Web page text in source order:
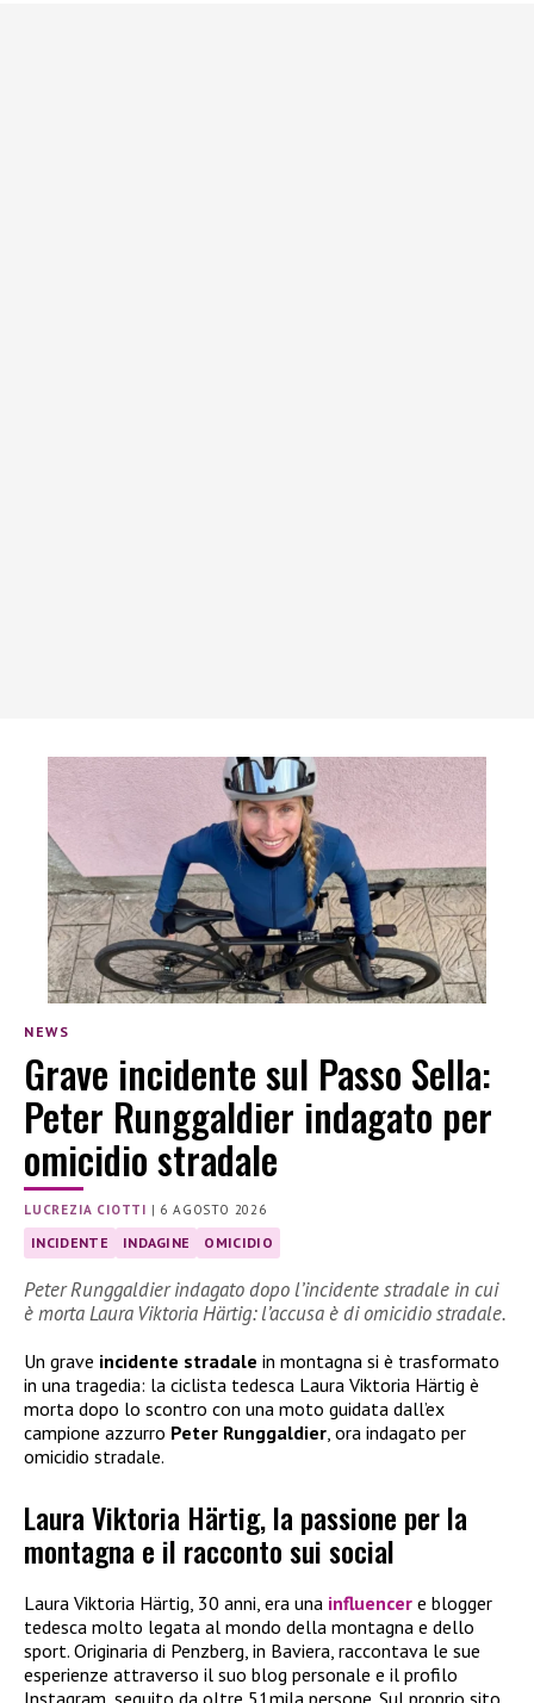
NEWS
Grave incidente sul Passo Sella:
Peter Runggaldier indagato per
omicidio stradale
LUCREZIA CIOTTI | 6 AGOSTO 2026
INCIDENTE INDAGINE OMICIDIO
Peter Runggaldier indagato dopo l’incidente stradale in cui
è morta Laura Viktoria Härtig: l’accusa è di omicidio stradale.
Un grave incidente stradale in montagna si è trasformato
in una tragedia: la ciclista tedesca Laura Viktoria Härtig è
morta dopo lo scontro con una moto guidata dall’ex
campione azzurro Peter Runggaldier, ora indagato per
omicidio stradale.
Laura Viktoria Härtig, la passione per la
montagna e il racconto sui social
Laura Viktoria Härtig, 30 anni, era una influencer e blogger
tedesca molto legata al mondo della montagna e dello
sport. Originaria di Penzberg, in Baviera, raccontava le sue
esperienze attraverso il suo blog personale e il profilo
Instagram, seguito da oltre 51mila persone. Sul proprio sito